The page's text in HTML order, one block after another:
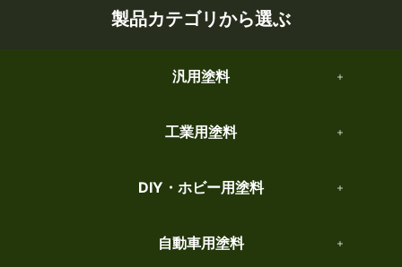
製品カテゴリから選ぶ
汎用塗料
工業用塗料
DIY・ホビー用塗料
自動車用塗料